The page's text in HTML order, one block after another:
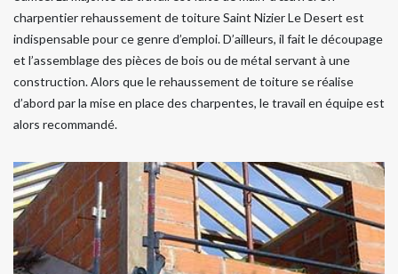
charpentier rehaussement de toiture Saint Nizier Le Desert est
indispensable pour ce genre d’emploi. D’ailleurs, il fait le découpage
et l’assemblage des pièces de bois ou de métal servant à une
construction. Alors que le rehaussement de toiture se réalise
d’abord par la mise en place des charpentes, le travail en équipe est
alors recommandé.